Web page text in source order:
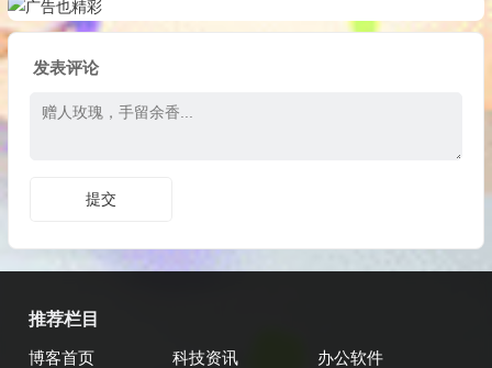
发表评论
推荐栏目
博客首页 科技资讯
办公软件